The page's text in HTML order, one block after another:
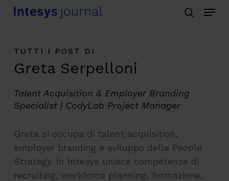
Skip
content
Menu
TUTTI I POST DI
Greta Serpelloni
Talent Acquisition & Employer Branding
Specialist | CodyLab Project Manager
Greta si occupa di talent acquisition,
employer branding e sviluppo della People
Strategy. In Intesys unisce competenze di
recruiting, workforce planning, formazione,